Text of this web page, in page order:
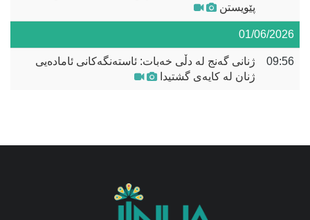
پێویستن
01/06/2026
09:56
ژنانی گەنج لە دڵی خەبات: ئاستەنگەکانی ئامادەیی
ژنان لە کایەی گشتیدا